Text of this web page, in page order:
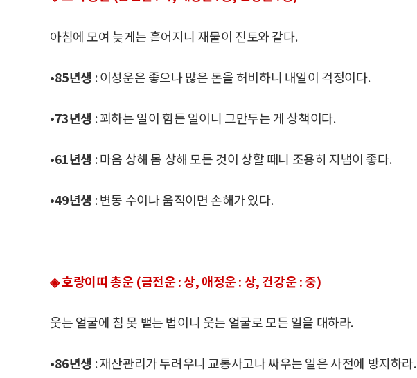
아침에 모여 늦게는 흩어지니 재물이 진토와 같다.
•85년생 : 이성운은 좋으나 많은 돈을 허비하니 내일이 걱정이다.
•73년생 : 꾀하는 일이 힘든 일이니 그만두는 게 상책이다.
•61년생 : 마음 상해 몸 상해 모든 것이 상할 때니 조용히 지냄이 좋다.
•49년생 : 변동 수이나 움직이면 손해가 있다.
◈ 호랑이띠 총운 (금전운 : 상, 애정운 : 상, 건강운 : 중)
웃는 얼굴에 침 못 뱉는 법이니 웃는 얼굴로 모든 일을 대하라.
•86년생 : 재산관리가 두려우니 교통사고나 싸우는 일은 사전에 방지하라.